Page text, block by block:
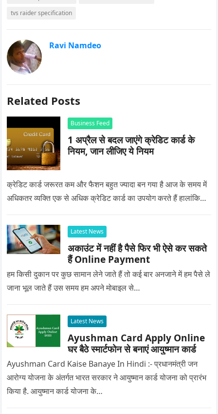
tvs raider specification
Ravi Namdeo
Related Posts
Business Feed
1 अप्रैल से बदल जाएंगे क्रेडिट कार्ड के
नियम, जान लीजिए ये नियम
क्रेडिट कार्ड जरूरत कम और फैशन बहुत ज्यादा बन गया है आज के समय में
अधिकतर व्यक्ति एक से अधिक क्रेडिट कार्ड का उपयोग करते हैं हालांकि…
Latest News
अकाउंट में नहीं है पैसे फिर भी ऐसे कर सकते
हैं Online Payment
हम किसी दुकान पर कुछ सामान लेने जाते हैं तो कई बार अनजाने में हम पैसे ले
जाना भूल जाते हैं उस समय हम अपने मोबाइल से…
Latest News
Ayushman Card Apply Online
घर बैठे स्मार्टफोन से बनाएं आयुष्मान कार्ड
Ayushman Card Kaise Banaye In Hindi :- प्रधानमंत्री जन
आरोग्य योजना के अंतर्गत भारत सरकार ने आयुष्मान कार्ड योजना को प्रारंभ
किया है. आयुष्मान कार्ड योजना के…